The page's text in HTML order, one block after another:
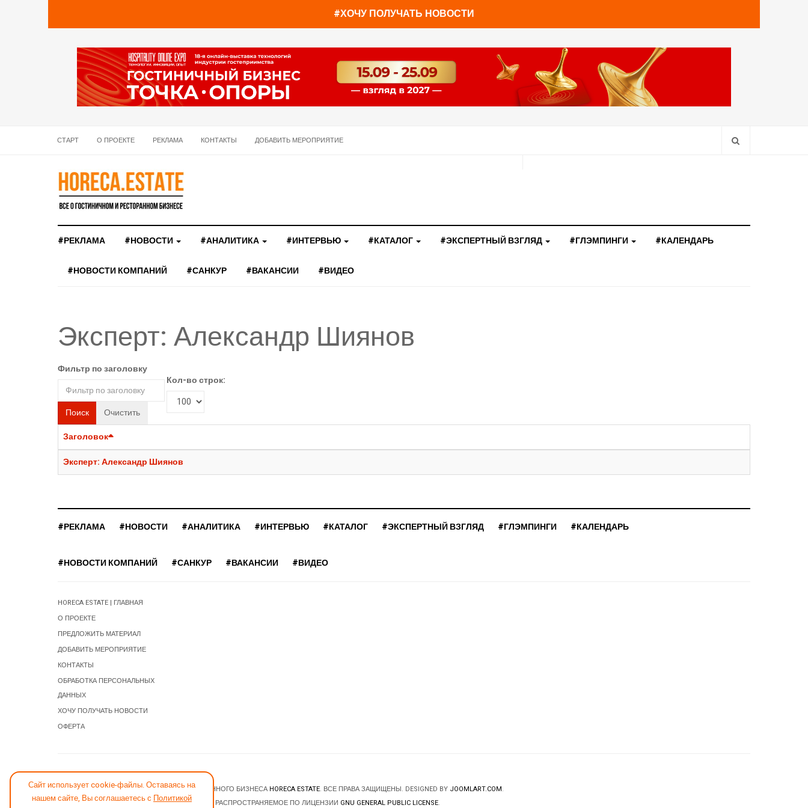
#ХОЧУ ПОЛУЧАТЬ НОВОСТИ
СТАРТ О ПРОЕКТЕ РЕКЛАМА КОНТАКТЫ ДОБАВИТЬ МЕРОПРИЯТИЕ
#РЕКЛАМА #НОВОСТИ #АНАЛИТИКА #ИНТЕРВЬЮ #КАТАЛОГ #ЭКСПЕРТНЫЙ ВЗГЛЯД #ГЛЭМПИНГИ #КАЛЕНДАРЬ
#НОВОСТИ КОМПАНИЙ #САНКУР #ВАКАНСИИ #ВИДЕО
Эксперт: Александр Шиянов
Фильтр по заголовку
Поиск Очистить
Кол-во строк:
Заголовок
Эксперт: Александр Шиянов
Сайт использует cookie-файлы. Оставаясь на
нашем сайте, Вы соглашаетесь с Политикой
#РЕКЛАМА #НОВОСТИ #АНАЛИТИКА #ИНТЕРВЬЮ #КАТАЛОГ #ЭКСПЕРТНЫЙ ВЗГЛЯД #ГЛЭМПИНГИ #КАЛЕНДАРЬ
#НОВОСТИ КОМПАНИЙ #САНКУР #ВАКАНСИИ #ВИДЕО
HORECA ESTATE | ГЛАВНАЯ
О ПРОЕКТЕ
ПРЕДЛОЖИТЬ МАТЕРИАЛ
ДОБАВИТЬ МЕРОПРИЯТИЕ
КОНТАКТЫ
ОБРАБОТКА ПЕРСОНАЛЬНЫХ
ДАННЫХ
ХОЧУ ПОЛУЧАТЬ НОВОСТИ
ОФЕРТА
© 2026 НОВОСТИ ГОСТИНИЧНОГО И РЕСТОРАННОГО БИЗНЕСА HORECA ESTATE. ВСЕ ПРАВА ЗАЩИЩЕНЫ. DESIGNED BY JOOMLART.COM.
JOOMLA! CMS- ПРОГРАММНОЕ ОБЕСПЕЧЕНИЕ, РАСПРОСТРАНЯЕМОЕ ПО ЛИЦЕНЗИИ GNU GENERAL PUBLIC LICENSE.